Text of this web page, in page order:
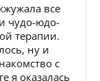
все
чудо-юдо-
терапии.
ну и
с
я оказалась